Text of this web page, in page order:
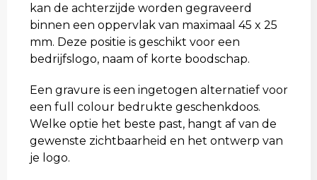
kan de achterzijde worden gegraveerd
binnen een oppervlak van maximaal 45 x 25
mm. Deze positie is geschikt voor een
bedrijfslogo, naam of korte boodschap.
Een gravure is een ingetogen alternatief voor
een full colour bedrukte geschenkdoos.
Welke optie het beste past, hangt af van de
gewenste zichtbaarheid en het ontwerp van
je logo.